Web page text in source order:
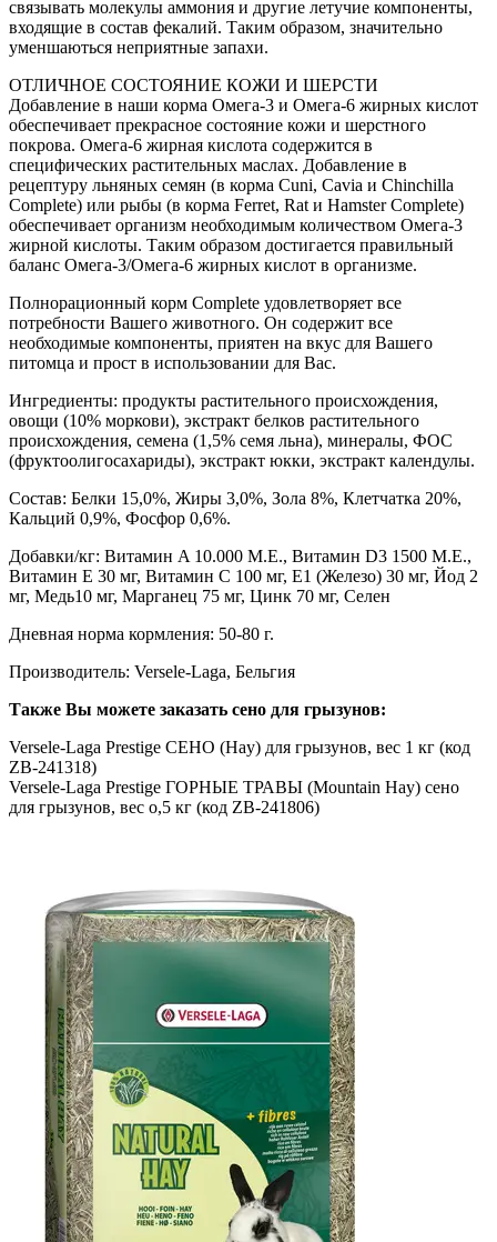
связывать молекулы аммония и другие летучие компоненты,
входящие в состав фекалий. Таким образом, значительно
уменшаються неприятные запахи.
ОТЛИЧНОЕ СОСТОЯНИЕ КОЖИ И ШЕРСТИ
Добавление в наши корма Омега-3 и Омега-6 жирных кислот
обеспечивает прекрасное состояние кожи и шерстного
покрова. Омега-6 жирная кислота содержится в
специфических растительных маслах. Добавление в
рецептуру льняных семян (в корма Сuni, Cavia и Chinchilla
Complete) или рыбы (в корма Ferret, Rat и Hamster Complete)
обеспечивает организм необходимым количеством Омега-3
жирной кислоты. Таким образом достигается правильный
баланс Омега-3/Омега-6 жирных кислот в организме.
Полнорационный корм Complete удовлетворяет все
потребности Вашего животного. Он содержит все
необходимые компоненты, приятен на вкус для Вашего
питомца и прост в использовании для Вас.
Ингредиенты: продукты растительного происхождения,
овощи (10% моркови), экстракт белков растительного
происхождения, семена (1,5% семя льна), минералы, ФОС
(фруктоолигосахариды), экстракт юкки, экстракт календулы.
Состав: Белки 15,0%, Жиры 3,0%, Зола 8%, Клетчатка 20%,
Кальций 0,9%, Фосфор 0,6%.
Добавки/кг: Витамин A 10.000 M.E., Витамин D3 1500 M.E.,
Витамин E 30 мг, Витамин C 100 мг, E1 (Железо) 30 мг, Йод 2
мг, Медь10 мг, Марганец 75 мг, Цинк 70 мг, Селен
Дневная норма кормления: 50-80 г.
Производитель: Versele-Laga, Бельгия
Также Вы можете заказать сено для грызунов:
Versele-Laga Prestige СЕНО (Hay) для грызунов, вес 1 кг (код
ZB-241318)
Versele-Laga Prestige ГОРНЫЕ ТРАВЫ (Mountain Hay) сено
для грызунов, вес о,5 кг (код ZB-241806)